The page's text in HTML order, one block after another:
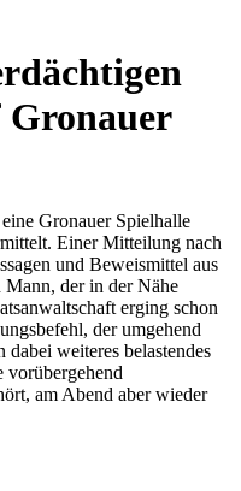
Gronauer Spielhalle
Einer Mitteilung nach
und Beweismittel aus
Mann, der in der Nähe
erging schon
der umgehend
weiteres belastendes
vorübergehend
am Abend aber wieder